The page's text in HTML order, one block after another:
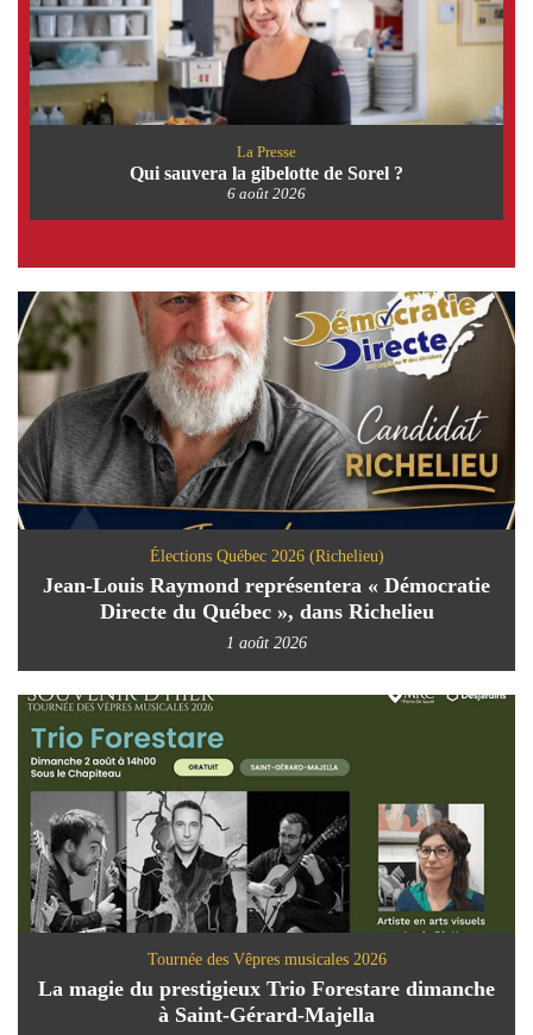
La Presse
Qui sauvera la gibelotte de Sorel ?
6 août 2026
Élections Québec 2026 (Richelieu)
Jean-Louis Raymond représentera « Démocratie
Directe du Québec », dans Richelieu
1 août 2026
Tournée des Vêpres musicales 2026
La magie du prestigieux Trio Forestare dimanche
à Saint-Gérard-Majella